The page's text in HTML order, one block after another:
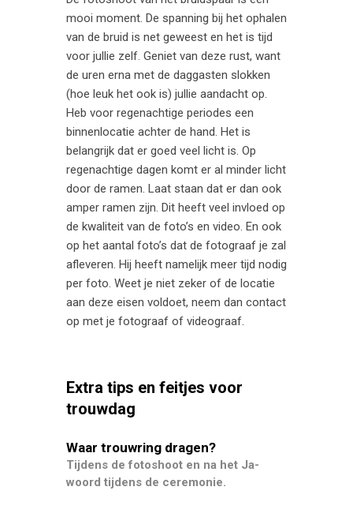
mooi moment. De spanning bij het ophalen
van de bruid is net geweest en het is tijd
voor jullie zelf. Geniet van deze rust, want
de uren erna met de daggasten slokken
(hoe leuk het ook is) jullie aandacht op.
Heb voor regenachtige periodes een
binnenlocatie achter de hand. Het is
belangrijk dat er goed veel licht is. Op
regenachtige dagen komt er al minder licht
door de ramen. Laat staan dat er dan ook
amper ramen zijn. Dit heeft veel invloed op
de kwaliteit van de foto’s en video. En ook
op het aantal foto’s dat de fotograaf je zal
afleveren. Hij heeft namelijk meer tijd nodig
per foto. Weet je niet zeker of de locatie
aan deze eisen voldoet, neem dan contact
op met je fotograaf of videograaf.
Extra tips en feitjes voor
trouwdag
Waar trouwring dragen?
Tijdens de fotoshoot en na het Ja-
woord tijdens de ceremonie.